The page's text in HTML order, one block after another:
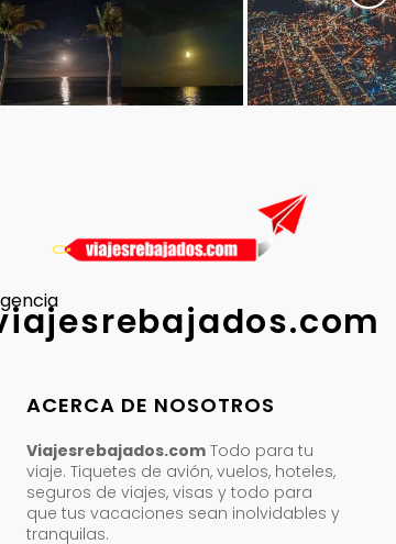
ACERCA DE NOSOTROS
Viajesrebajados.com Todo para tu
viaje. Tiquetes de avión, vuelos, hoteles,
seguros de viajes, visas y todo para
que tus vacaciones sean inolvidables y
tranquilas.